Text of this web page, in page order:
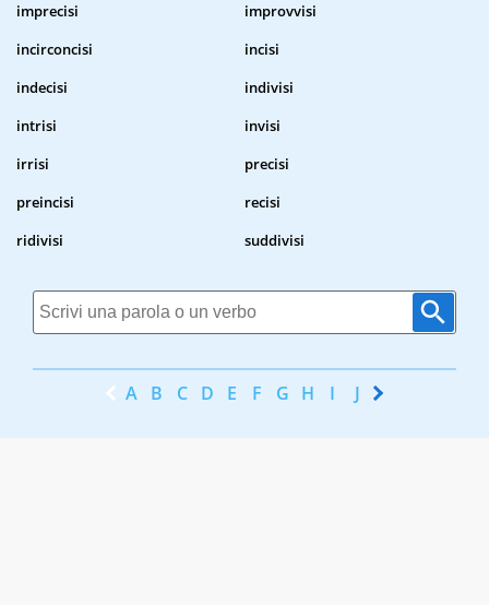
imprecisi
improvvisi
incirconcisi
incisi
indecisi
indivisi
intrisi
invisi
irrisi
precisi
preincisi
recisi
ridivisi
suddivisi
A B C D E F G H I J K